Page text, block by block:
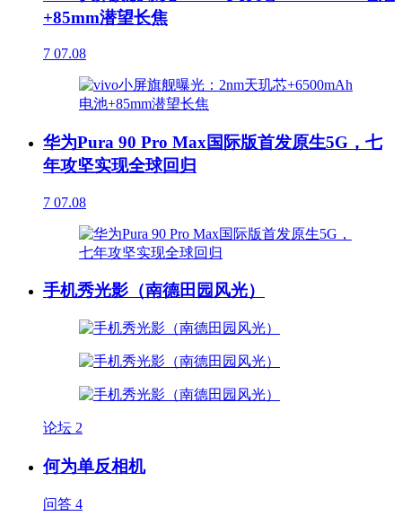
+85mm潜望长焦
7 07.08
华为Pura 90 Pro Max国际版首发原生5G，七
年攻坚实现全球回归
7 07.08
手机秀光影（南德田园风光）
论坛 2
何为单反相机
问答 4